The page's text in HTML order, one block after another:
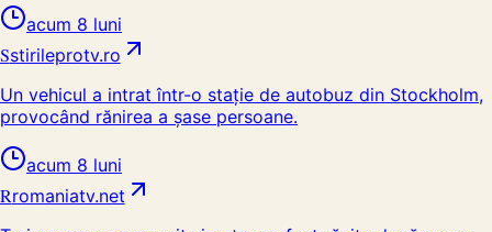
acum 8 luni
Sstirileprotv.ro
Un vehicul a intrat într-o stație de autobuz din Stockholm,
provocând rănirea a șase persoane.
acum 8 luni
Rromaniatv.net